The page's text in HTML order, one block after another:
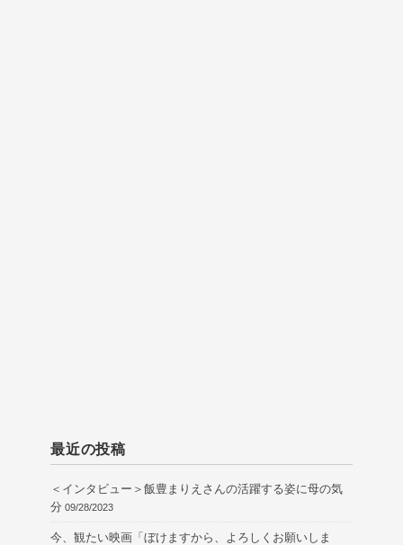
最近の投稿
＜インタビュー＞飯豊まりえさんの活躍する姿に母の気
分 09/28/2023
今、観たい映画「ぼけますから、よろしくお願いしま